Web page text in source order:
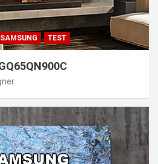
SAMSUNG TEST